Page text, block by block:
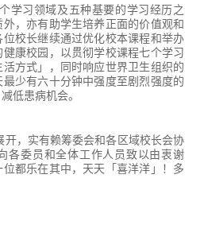
习领域及五种基要的学习经历之
，亦有助学生培养正面的价值观和
校长继续通过优化校本课程和举办
康校园，以贯彻学校课程七个学习
方式」，同时响应世界卫生组织的
少有六十分钟中强度至剧烈强度的
低患病机会。
，实有赖筹委会和各区域校长会协
各委员和全体工作人员致以由衷谢
都乐在其中，天天「喜洋洋」！多